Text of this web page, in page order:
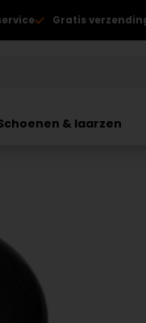
Gratis
& laarzen